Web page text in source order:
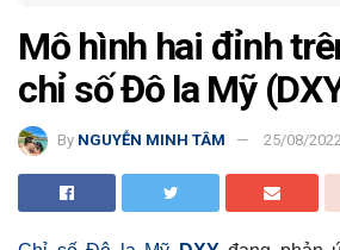
Mô hình hai đỉnh
chỉ số Đô la Mỹ
By NGUYỄN MINH TÂM 25/08/2022